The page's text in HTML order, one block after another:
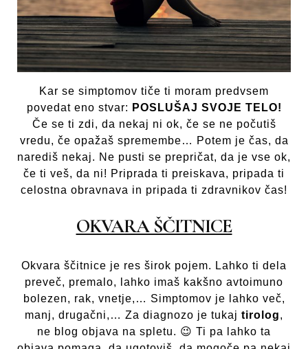
Kar se simptomov tiče ti moram predvsem
povedat eno stvar: POSLUŠAJ SVOJE TELO!
Če se ti zdi, da nekaj ni ok, če se ne počutiš
vredu, če opažaš spremembe… Potem je čas, da
narediš nekaj. Ne pusti se prepričat, da je vse ok,
če ti veš, da ni! Priprada ti preiskava, pripada ti
celostna obravnava in pripada ti zdravnikov čas!
OKVARA ŠČITNICE
Okvara ščitnice je res širok pojem. Lahko ti dela
preveč, premalo, lahko imaš kakšno avtoimuno
bolezen, rak, vnetje,… Simptomov je lahko več,
manj, drugačni,… Za diagnozo je tukaj tirolog,
ne blog objava na spletu. 😉 Ti pa lahko ta